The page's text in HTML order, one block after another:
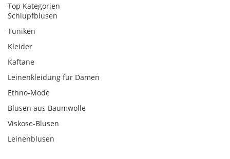
Top Kategorien
Schlupfblusen
Tuniken
Kleider
Kaftane
Leinenkleidung für Damen
Ethno-Mode
Blusen aus Baumwolle
Viskose-Blusen
Leinenblusen